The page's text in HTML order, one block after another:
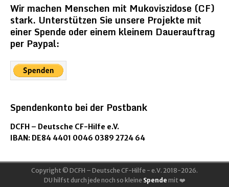
Wir machen Menschen mit Mukoviszidose (CF)
stark. Unterstützen Sie unsere Projekte mit
einer Spende oder einem kleinem Dauerauftrag
per Paypal:
Spendenkonto bei der Postbank
DCFH – Deutsche CF-Hilfe e.V.
IBAN: DE84 4401 0046 0389 2724 64
Copyright © DCFH – Deutsche CF-Hilfe - e.V. 2018-2026.
DU hilfst durch jede noch so kleine Spende mit ❤️